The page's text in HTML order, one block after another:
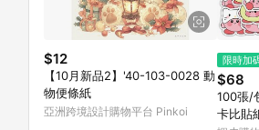
$12
【10月新品2】'40-103-0028 動
物便條紙
亞洲跨境設計購物平台 Pinkoi
限時加
$68
100張/
卡比貼